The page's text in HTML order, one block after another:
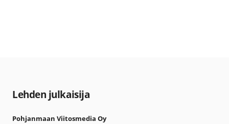
Lehden julkaisija
Pohjanmaan Viitosmedia Oy